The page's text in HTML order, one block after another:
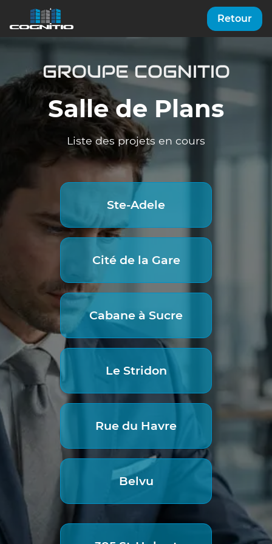
Retour
GROUPE COGNITIO
Salle de Plans
Liste des projets en cours
Ste-Adele
Cité de la Gare
Cabane à Sucre
Le Stridon
Rue du Havre
Belvu